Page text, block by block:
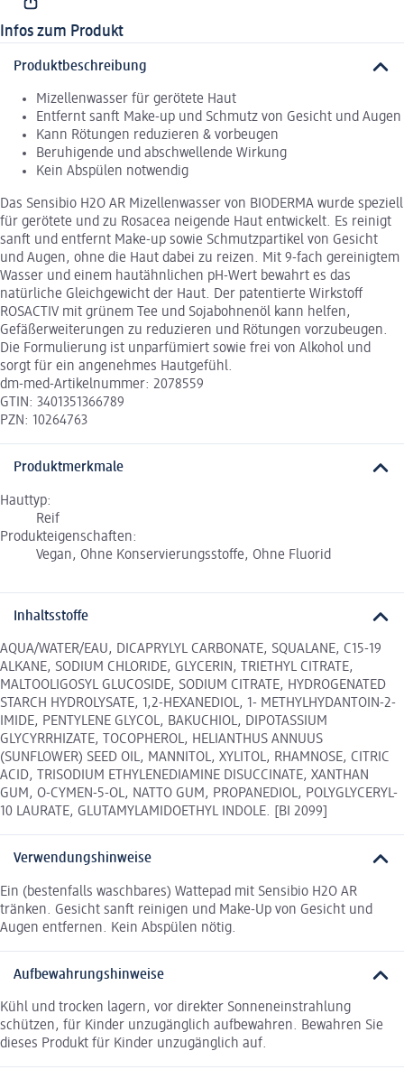
Infos zum Produkt
Produktbeschreibung
Mizellenwasser für gerötete Haut
Entfernt sanft Make-up und Schmutz von Gesicht und Augen
Kann Rötungen reduzieren & vorbeugen
Beruhigende und abschwellende Wirkung
Kein Abspülen notwendig
Das Sensibio H2O AR Mizellenwasser von BIODERMA wurde speziell
für gerötete und zu Rosacea neigende Haut entwickelt. Es reinigt
sanft und entfernt Make-up sowie Schmutzpartikel von Gesicht
und Augen, ohne die Haut dabei zu reizen. Mit 9-fach gereinigtem
Wasser und einem hautähnlichen pH-Wert bewahrt es das
natürliche Gleichgewicht der Haut. Der patentierte Wirkstoff
ROSACTIV mit grünem Tee und Sojabohnenöl kann helfen,
Gefäßerweiterungen zu reduzieren und Rötungen vorzubeugen.
Die Formulierung ist unparfümiert sowie frei von Alkohol und
sorgt für ein angenehmes Hautgefühl.
dm-med-Artikelnummer: 2078559
GTIN: 3401351366789
PZN: 10264763
Produktmerkmale
Hauttyp:
Reif
Produkteigenschaften:
Vegan, Ohne Konservierungsstoffe, Ohne Fluorid
Inhaltsstoffe
AQUA/WATER/EAU, DICAPRYLYL CARBONATE, SQUALANE, C15-19
ALKANE, SODIUM CHLORIDE, GLYCERIN, TRIETHYL CITRATE,
MALTOOLIGOSYL GLUCOSIDE, SODIUM CITRATE, HYDROGENATED
STARCH HYDROLYSATE, 1,2-HEXANEDIOL, 1- METHYLHYDANTOIN-2-
IMIDE, PENTYLENE GLYCOL, BAKUCHIOL, DIPOTASSIUM
GLYCYRRHIZATE, TOCOPHEROL, HELIANTHUS ANNUUS
(SUNFLOWER) SEED OIL, MANNITOL, XYLITOL, RHAMNOSE, CITRIC
ACID, TRISODIUM ETHYLENEDIAMINE DISUCCINATE, XANTHAN
GUM, O-CYMEN-5-OL, NATTO GUM, PROPANEDIOL, POLYGLYCERYL-
10 LAURATE, GLUTAMYLAMIDOETHYL INDOLE. [BI 2099]
Verwendungshinweise
Ein (bestenfalls waschbares) Wattepad mit Sensibio H2O AR
tränken. Gesicht sanft reinigen und Make-Up von Gesicht und
Augen entfernen. Kein Abspülen nötig.
Aufbewahrungshinweise
Kühl und trocken lagern, vor direkter Sonneneinstrahlung
schützen, für Kinder unzugänglich aufbewahren. Bewahren Sie
dieses Produkt für Kinder unzugänglich auf.